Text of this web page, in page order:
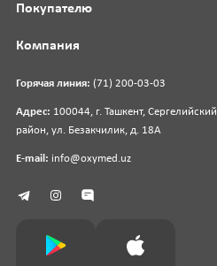
Горячая линия: (71) 200-03-03
Адрес: 100044, г. Ташкент, Сергелийский
район, ул. Безакчилик, д. 18А
E-mail: info@oxymed.uz
Покупателю
Компания